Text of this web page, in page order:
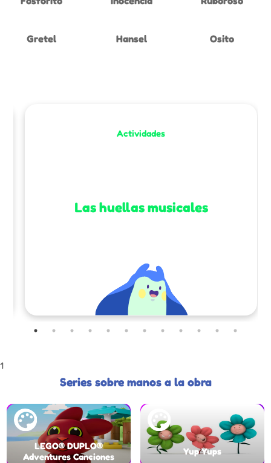
Gretel Hansel Osito
Actividades
Las huellas musicales
1
Series sobre manos a la obra
LEGO® DUPLO®
Adventures Canciones
Yup Yups